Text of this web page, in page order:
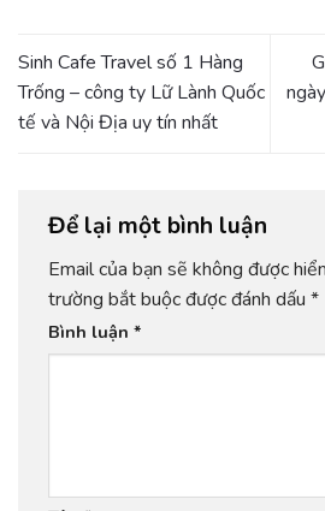
Sinh Cafe Travel số 1 Hàng
Trống – công ty Lữ Lành Quốc
tế và Nội Địa uy tín nhất
Để lại một bình luận
Email của bạn sẽ không được
trường bắt buộc được đánh dấu *
Bình luận *